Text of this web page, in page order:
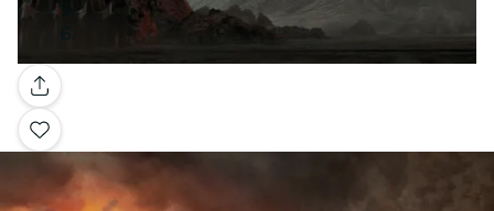
Galleria